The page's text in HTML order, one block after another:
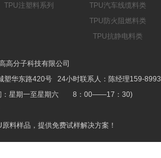
TPU注塑料系列
TPU汽车线缆料类
TPU防火阻燃料类
TPU抗静电料类
高分子科技有限公司
塑华东路420号 24小时联系人：陈经理159-
：星期一至星期六 8：00——17：30)
料样品，提供免费试样解决方案！